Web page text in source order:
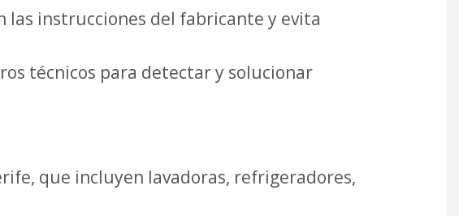
las instrucciones del fabricante y evita
técnicos para detectar y solucionar
que incluyen lavadoras, refrigeradores,